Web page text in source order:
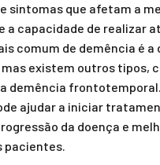
sintomas que afetam a
a capacidade de realizar
comum de demência é a
existem outros tipos,
demência
ajudar a iniciar
da doença e
pacientes.